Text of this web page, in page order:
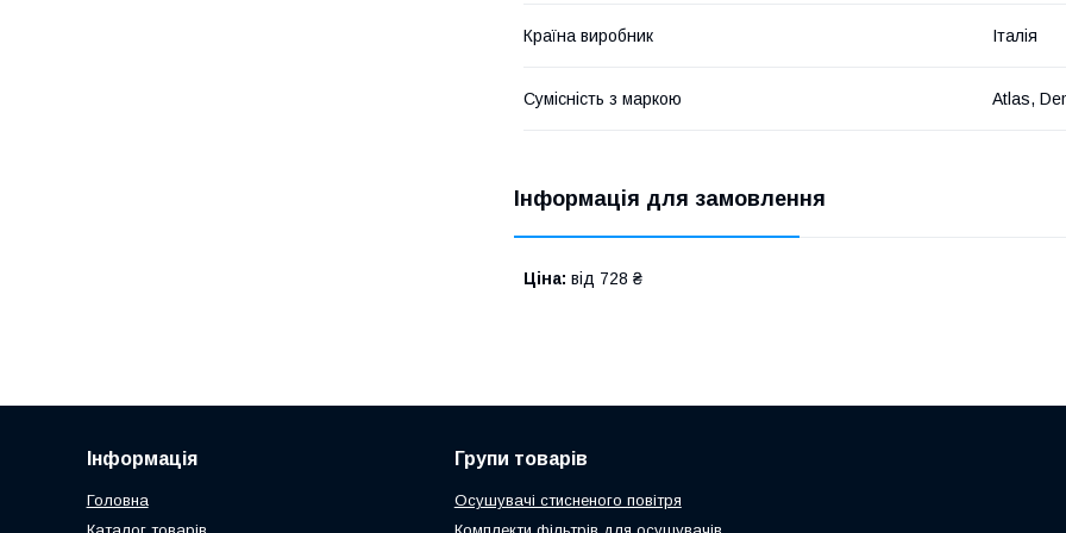
Країна виробник Італія
Сумісність з маркою Atlas,
Інформація для замовлення
Ціна: від 728 ₴
Інформація
Головна
Групи товарів
Осушувачі стисненого повітря